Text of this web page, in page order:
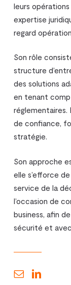
leurs
expertise
regard
Son rôle
structure
des solutions
en tenant
réglementaires.
de confiance,
stratégie.
Son approche
elle s’efforce
service de la
l’occasion de
business, afin
sécurité et